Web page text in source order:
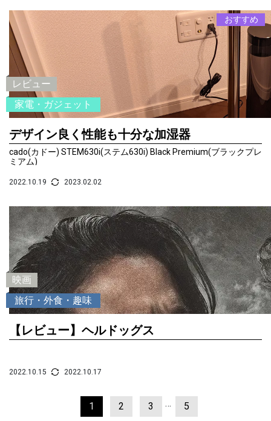
レビュー
家電・ガジェット
おすすめ
デザイン良く性能も十分な加湿器
cado(カドー) STEM630i(ステム630i) Black Premium(ブラックプレ
ミアム)
2022.10.19 2023.02.02
映画
旅行・外食・趣味
【レビュー】ヘルドッグス
2022.10.15 2022.10.17
1 2 3 … 5